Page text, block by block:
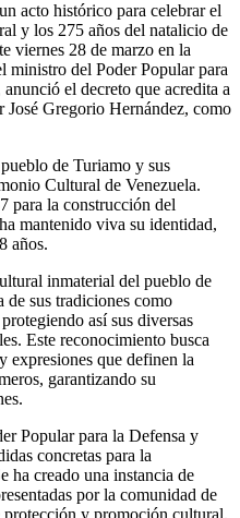
acto histórico para celebrar el
y los 275 años del natalicio de
viernes 28 de marzo en la
del Poder Popular para
el decreto que acredita a
Gregorio Hernández, como
de Turiamo y sus
Cultural de Venezuela.
para la construcción del
mantenido viva su identidad,
años.
inmaterial del pueblo de
de sus tradiciones como
así sus diversas
Este reconocimiento busca
expresiones que definen la
garantizando su
Popular para la Defensa y
concretas para la
ha creado una instancia de
por la comunidad de